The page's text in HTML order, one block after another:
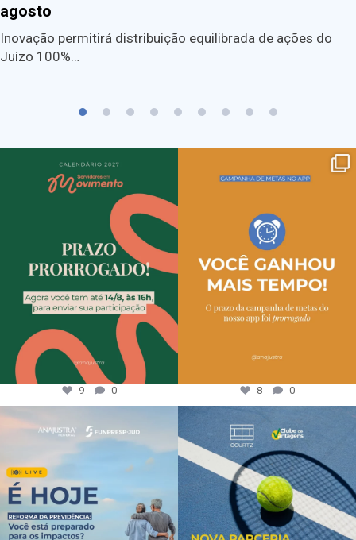
agosto
Inovação permitirá distribuição equilibrada de ações do
Juízo 100%…
9 0 8 0